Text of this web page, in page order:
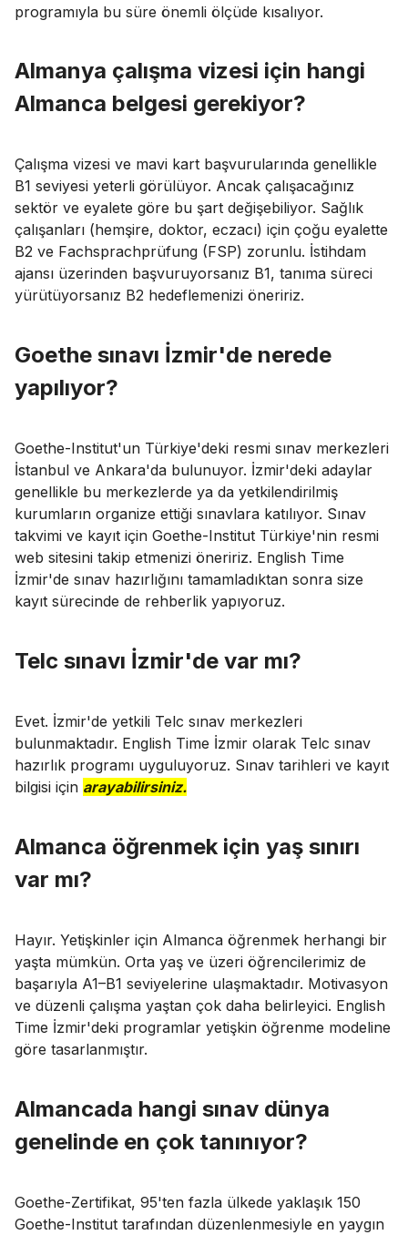
programıyla bu süre önemli ölçüde kısalıyor.
Almanya çalışma vizesi için hangi
Almanca belgesi gerekiyor?
Çalışma vizesi ve mavi kart başvurularında genellikle
B1 seviyesi yeterli görülüyor. Ancak çalışacağınız
sektör ve eyalete göre bu şart değişebiliyor. Sağlık
çalışanları (hemşire, doktor, eczacı) için çoğu eyalette
B2 ve Fachsprachprüfung (FSP) zorunlu. İstihdam
ajansı üzerinden başvuruyorsanız B1, tanıma süreci
yürütüyorsanız B2 hedeflemenizi öneririz.
Goethe sınavı İzmir'de nerede
yapılıyor?
Goethe-Institut'un Türkiye'deki resmi sınav merkezleri
İstanbul ve Ankara'da bulunuyor. İzmir'deki adaylar
genellikle bu merkezlerde ya da yetkilendirilmiş
kurumların organize ettiği sınavlara katılıyor. Sınav
takvimi ve kayıt için Goethe-Institut Türkiye'nin resmi
web sitesini takip etmenizi öneririz. English Time
İzmir'de sınav hazırlığını tamamladıktan sonra size
kayıt sürecinde de rehberlik yapıyoruz.
Telc sınavı İzmir'de var mı?
Evet. İzmir'de yetkili Telc sınav merkezleri
bulunmaktadır. English Time İzmir olarak Telc sınav
hazırlık programı uyguluyoruz. Sınav tarihleri ve kayıt
bilgisi için arayabilirsiniz.
Almanca öğrenmek için yaş sınırı
var mı?
Hayır. Yetişkinler için Almanca öğrenmek herhangi bir
yaşta mümkün. Orta yaş ve üzeri öğrencilerimiz de
başarıyla A1–B1 seviyelerine ulaşmaktadır. Motivasyon
ve düzenli çalışma yaştan çok daha belirleyici. English
Time İzmir'deki programlar yetişkin öğrenme modeline
göre tasarlanmıştır.
Almancada hangi sınav dünya
genelinde en çok tanınıyor?
Goethe-Zertifikat, 95'ten fazla ülkede yaklaşık 150
Goethe-Institut tarafından düzenlenmesiyle en yaygın